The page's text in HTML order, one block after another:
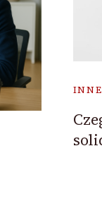
INNE